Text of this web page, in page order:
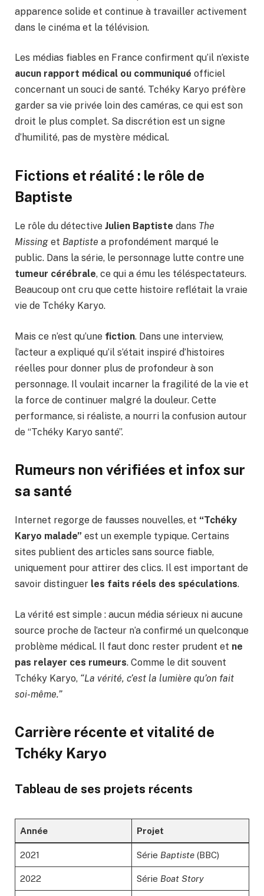
apparence solide et continue à travailler activement
dans le cinéma et la télévision.
Les médias fiables en France confirment qu’il n’existe
aucun rapport médical ou communiqué officiel
concernant un souci de santé. Tchéky Karyo préfère
garder sa vie privée loin des caméras, ce qui est son
droit le plus complet. Sa discrétion est un signe
d’humilité, pas de mystère médical.
Fictions et réalité : le rôle de
Baptiste
Le rôle du détective Julien Baptiste dans The
Missing et Baptiste a profondément marqué le
public. Dans la série, le personnage lutte contre une
tumeur cérébrale, ce qui a ému les téléspectateurs.
Beaucoup ont cru que cette histoire reflétait la vraie
vie de Tchéky Karyo.
Mais ce n’est qu’une fiction. Dans une interview,
l’acteur a expliqué qu’il s’était inspiré d’histoires
réelles pour donner plus de profondeur à son
personnage. Il voulait incarner la fragilité de la vie et
la force de continuer malgré la douleur. Cette
performance, si réaliste, a nourri la confusion autour
de “Tchéky Karyo santé”.
Rumeurs non vérifiées et infox sur
sa santé
Internet regorge de fausses nouvelles, et “Tchéky
Karyo malade” est un exemple typique. Certains
sites publient des articles sans source fiable,
uniquement pour attirer des clics. Il est important de
savoir distinguer les faits réels des spéculations.
La vérité est simple : aucun média sérieux ni aucune
source proche de l’acteur n’a confirmé un quelconque
problème médical. Il faut donc rester prudent et ne
pas relayer ces rumeurs. Comme le dit souvent
Tchéky Karyo, “La vérité, c’est la lumière qu’on fait
soi-même.”
Carrière récente et vitalité de
Tchéky Karyo
Tableau de ses projets récents
Année Projet
2021 Série Baptiste(BBC)
2022 Série Boat Story